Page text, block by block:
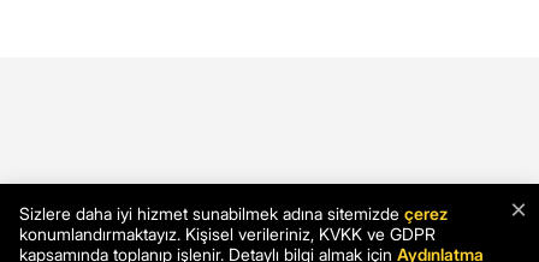
×
Sizlere daha iyi hizmet sunabilmek adına sitemizde çerez
konumlandırmaktayız. Kişisel verileriniz, KVKK ve GDPR
kapsamında toplanıp işlenir. Detaylı bilgi almak için Aydınlatma